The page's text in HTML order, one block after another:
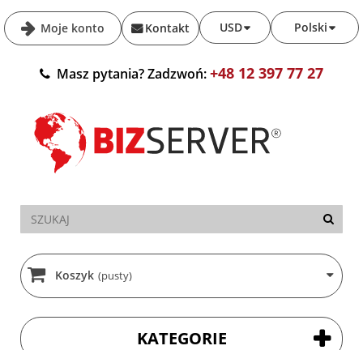
Moje konto Polski
USD
Kontakt
Masz pytania? Zadzwoń:+48 12 397 77 27
Koszyk (pusty)
KATEGORIE